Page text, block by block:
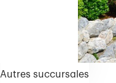
Autres succursales